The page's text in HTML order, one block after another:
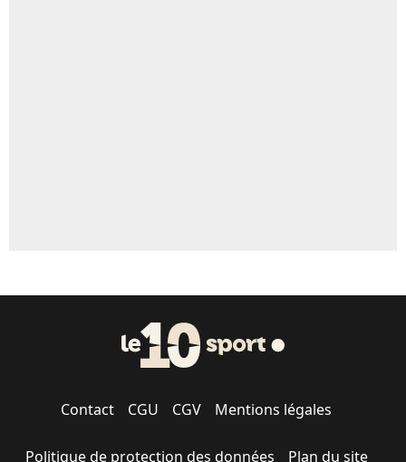
Contact CGU CGV Mentions légales
Politique de protection des données Plan du site